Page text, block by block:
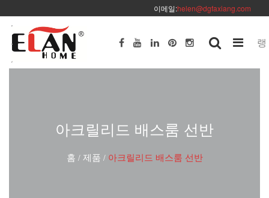
이메일:helen@dgfaxiang.com
랭
아크릴리드 배스룸 선반
홈 / 제품 / 아크릴리드 배스룸 선반